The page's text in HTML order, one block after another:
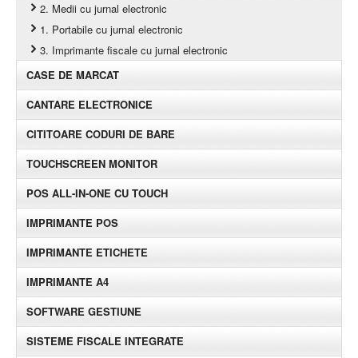
2. Medii cu jurnal electronic
1. Portabile cu jurnal electronic
3. Imprimante fiscale cu jurnal electronic
CASE DE MARCAT
CANTARE ELECTRONICE
CITITOARE CODURI DE BARE
TOUCHSCREEN MONITOR
POS ALL-IN-ONE CU TOUCH
IMPRIMANTE POS
IMPRIMANTE ETICHETE
IMPRIMANTE A4
SOFTWARE GESTIUNE
SISTEME FISCALE INTEGRATE